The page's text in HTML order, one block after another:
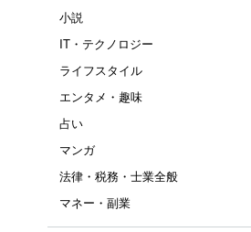
小説
IT・テクノロジー
ライフスタイル
エンタメ・趣味
占い
マンガ
法律・税務・士業全般
マネー・副業